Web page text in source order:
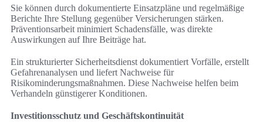
Sie können durch dokumentierte Einsatzpläne und regelmäßige
Berichte Ihre Stellung gegenüber Versicherungen stärken.
Präventionsarbeit minimiert Schadensfälle, was direkte
Auswirkungen auf Ihre Beiträge hat.
Ein strukturierter Sicherheitsdienst dokumentiert Vorfälle, erstellt
Gefahrenanalysen und liefert Nachweise für
Risikominderungsmaßnahmen. Diese Nachweise helfen beim
Verhandeln günstigerer Konditionen.
Investitionsschutz und Geschäftskontinuität